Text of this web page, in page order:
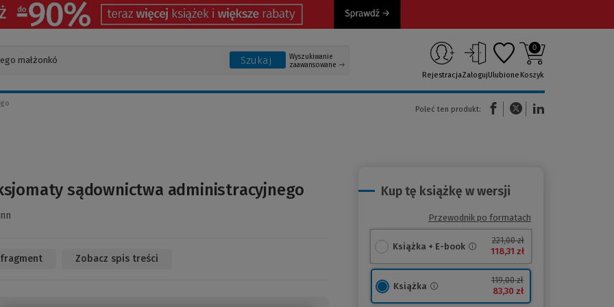
Szukaj
Wyszukiwanie
zaawansowane
RejestracjaZalogujUlubione
0
Koszyk
Poleć ten produkt:
(Nowe okno)(Link do innej strony)
sądownictwa administracyjnego
Zobacz spis treści
Kup tę książkę w wersji
Przewodnik po formatach
Książka + E-book
221,00 zł
118,31 zł
Książka
119,00 zł
83,30 zł